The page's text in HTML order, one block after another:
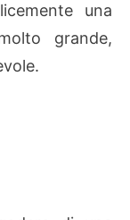
una
grande,